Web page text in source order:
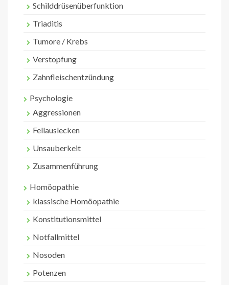
Schilddrüsenüberfunktion
Triaditis
Tumore / Krebs
Verstopfung
Zahnfleischentzündung
Psychologie
Aggressionen
Fellauslecken
Unsauberkeit
Zusammenführung
Homöopathie
klassische Homöopathie
Konstitutionsmittel
Notfallmittel
Nosoden
Potenzen